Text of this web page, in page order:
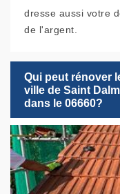
dresse aussi votre
de l'argent.
Qui peut rénover
ville de Saint
dans le 06660?